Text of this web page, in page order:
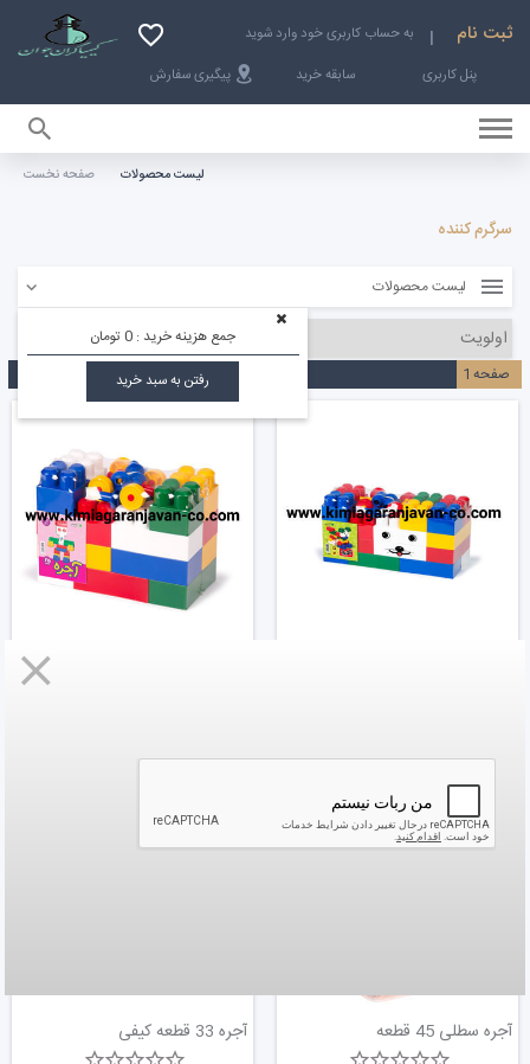
ثبت نام
به حساب کاربری خود وارد شوید
پنل کاربری
سابقه خرید پیگیری سفارش
جمع هزینه خرید :
رفتن به سبد خرید
صفحه نخست صفحه نخست لیست محصولات
سرگرم کننده
لیست محصولات
صفحه 1
آجره سطلی 45 قطعه آجره 33 قطعه کیفی